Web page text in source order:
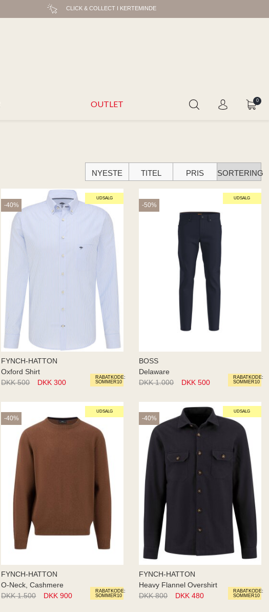
CLICK & COLLECT I KERTEMINDE
OUTLET 0
NYESTE TITEL PRIS SORTERING
UDSALG
RABATKODE:
SOMMER10
-40%
FYNCH-HATTON
Oxford Shirt
DKK 500
DKK 300
UDSALG
RABATKODE:
SOMMER10
-50%
BOSS
Delaware
DKK 1.000
DKK 500
UDSALG
RABATKODE:
SOMMER10
-40%
FYNCH-HATTON
O-Neck, Cashmere
DKK 1.500
DKK 900
UDSALG
RABATKODE:
SOMMER10
-40%
FYNCH-HATTON
Heavy Flannel Overshirt
DKK 800
DKK 480